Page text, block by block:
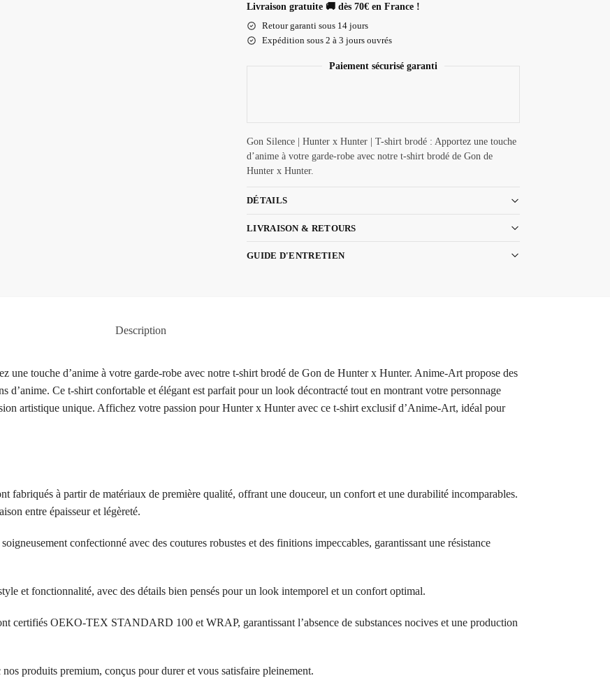
Livraison gratuite 🚚 dès 70€ en France !
Retour garanti sous 14 jours
Expédition sous 2 à 3 jours ouvrés
Paiement sécurisé garanti
Gon Silence | Hunter x Hunter | T-shirt brodé : Apportez une touche
d’anime à votre garde-robe avec notre t-shirt brodé de Gon de
Hunter x Hunter.
DÉTAILS
LIVRAISON & RETOURS
GUIDE D'ENTRETIEN
Description
une touche d’anime à votre garde-robe avec notre t-shirt brodé de Gon de Hunter x Hunter. Anime-Art propose des
d’anime. Ce t-shirt confortable et élégant est parfait pour un look décontracté tout en montrant votre personnage
artistique unique. Affichez votre passion pour Hunter x Hunter avec ce t-shirt exclusif d’Anime-Art, idéal pour
fabriqués à partir de matériaux de première qualité, offrant une douceur, un confort et une durabilité incomparables.
entre épaisseur et légèreté.
confectionné avec des coutures robustes et des finitions impeccables, garantissant une résistance
et fonctionnalité, avec des détails bien pensés pour un look intemporel et un confort optimal.
certifiés OEKO-TEX STANDARD 100 et WRAP, garantissant l’absence de substances nocives et une production
produits premium, conçus pour durer et vous satisfaire pleinement.